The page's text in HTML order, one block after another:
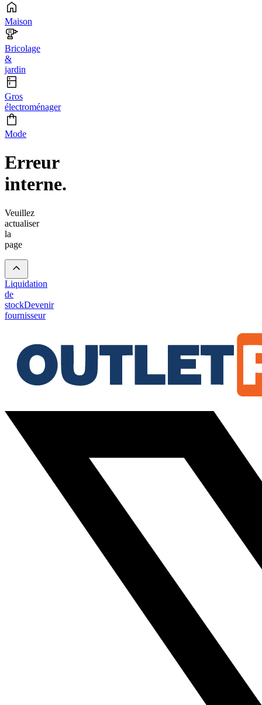
Maison
Bricolage
&
jardin
Gros
électroménager
Mode
Erreur
interne.
Veuillez
actualiser
la
page
Liquidation
de
stockDevenir
fournisseur